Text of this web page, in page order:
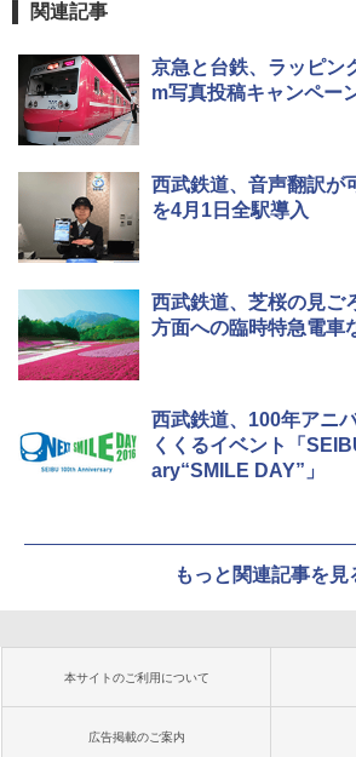
関連記事
京急と台鉄、ラッピン
m写真投稿キャンペー
西武鉄道、音声翻訳が
を4月1日全駅導入
西武鉄道、芝桜の見ご
方面への臨時特急電車
西武鉄道、100年アニ
くくるイベント「
ary“SMILE DAY”」
もっと関連記事を見
本サイトのご利用について
広告掲載のご案内